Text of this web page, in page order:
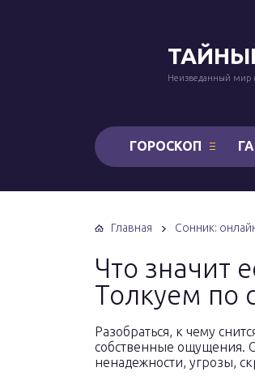
Неизведанный мир
ГОРОСКОП
Главная Сонник:
Что значит
Толкуем по
Разобраться, к чему
собственные ощущения.
ненадежности, угрозы,